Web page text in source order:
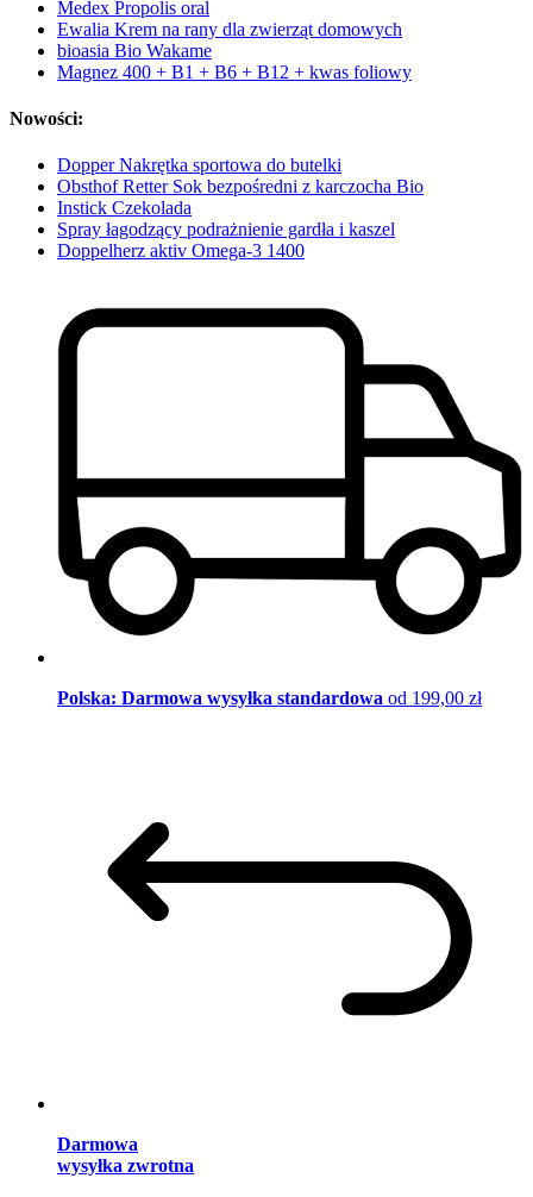
Medex Propolis oral
Ewalia Krem na rany dla zwierząt domowych
bioasia Bio Wakame
Magnez 400 + B1 + B6 + B12 + kwas foliowy
Nowości:
Dopper Nakrętka sportowa do butelki
Obsthof Retter Sok bezpośredni z karczocha Bio
Instick Czekolada
Spray łagodzący podrażnienie gardła i kaszel
Doppelherz aktiv Omega-3 1400
Polska: Darmowa wysyłka standardowa od 199,00 zł
Darmowa
wysyłka zwrotna